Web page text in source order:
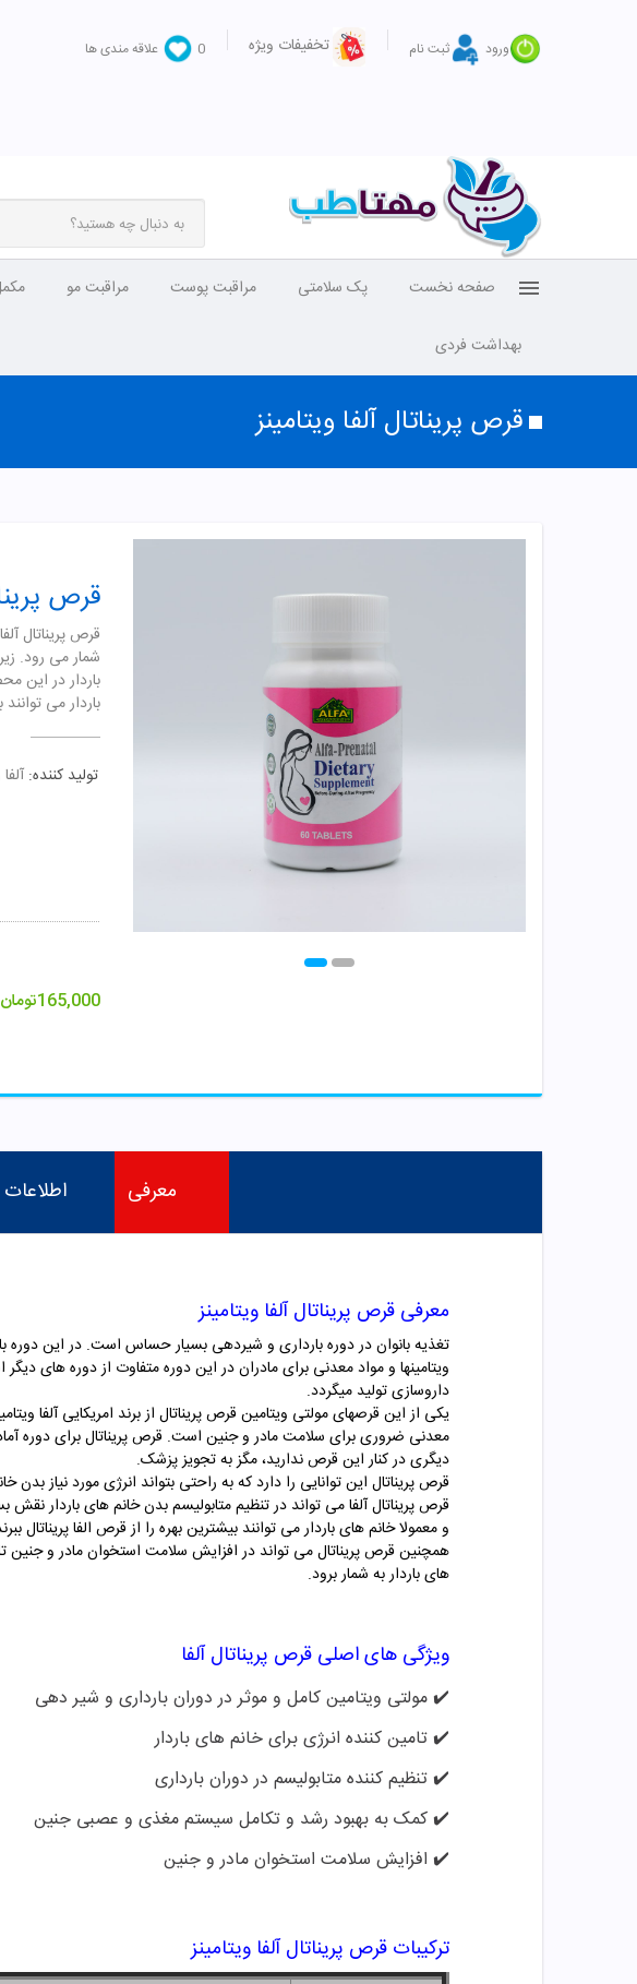
ورود ثبت نام تخفیفات ویژه 0 علاقه مندی ها
صفحه نخست پک سلامتی مراقبت پوست مراقبت مو
بهداشت فردی
قرص پریناتال آلفا ویتامینز
قرص
قرص پریناتال
شمار می رود.
باردار در این
باردار می
تولید کننده:
165,000تومان
معرفی
معرفی قرص پریناتال آلفا ویتامینز
تغذیه بانوان در دوره بارداری و شیردهی بسیار حساس است. در این
ویتامینها و مواد معدنی برای مادران در این دوره متفاوت از دوره های
داروسازی تولید میگردد.
معدنی ضروری برای سلامت مادر و جنین است. قرص پریناتال برای دوره
دیگری در کنار این قرص ندارید، مگز به تجویز پزشک.
قرص پریناتال این توانایی را دارد که به راحتی بتواند انرژی مورد نیاز
قرص پریناتال آلفا می تواند در تنظیم متابولیسم بدن خانم های باردار
و معمولا خانم های باردار می توانند بیشترین بهره را از قرص الفا
همچنین قرص پریناتال می تواند در افزایش سلامت استخوان مادر و جنین
های باردار به شمار برود.
ویژگی های اصلی قرص پریناتال آلفا
✔️ مولتی ویتامین کامل و موثر در دوران بارداری و شیر دهی
✔️تامین کننده انرژی برای خانم های باردار
✔️تنظیم کننده متابولیسم در دوران بارداری
✔️کمک به بهبود رشد و تکامل سیستم مغذی و عصبی جنین
✔️ افزایش سلامت استخوان مادر و جنین
ترکیبات قرص پریناتال آلفا ویتامینز